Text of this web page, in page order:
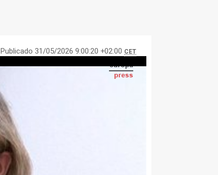
Publicado 31/05/2026 9:00:20 +02:00 CET